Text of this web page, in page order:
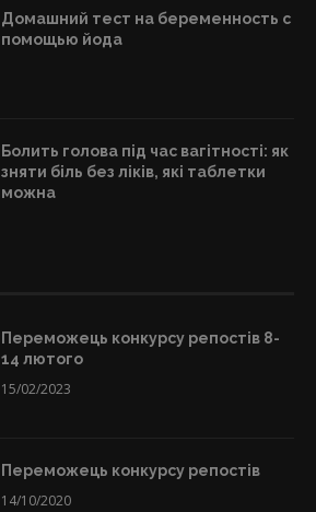
Домашний тест на беременность с
помощью йода
Болить голова під час вагітності: як
зняти біль без ліків, які таблетки
можна
Переможець конкурсу репостів 8-
14 лютого
15/02/2023
Переможець конкурсу репостів
14/10/2020